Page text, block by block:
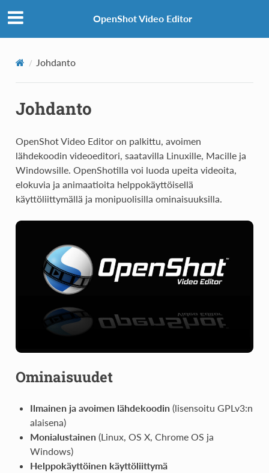
OpenShot Video Editor
Johdanto
Johdanto
OpenShot Video Editor on palkittu, avoimen
lähdekoodin videoeditori, saatavilla Linuxille, Macille ja
Windowsille. OpenShotilla voi luoda upeita videoita,
elokuvia ja animaatioita helppokäyttöisellä
käyttöliittymällä ja monipuolisilla ominaisuuksilla.
Ominaisuudet
Ilmainen ja avoimen lähdekoodin(lisensoitu GPLv3:n
alaisena)
Monialustainen(Linux, OS X, Chrome OS ja
Windows)
Helppokäyttöinen käyttöliittymä